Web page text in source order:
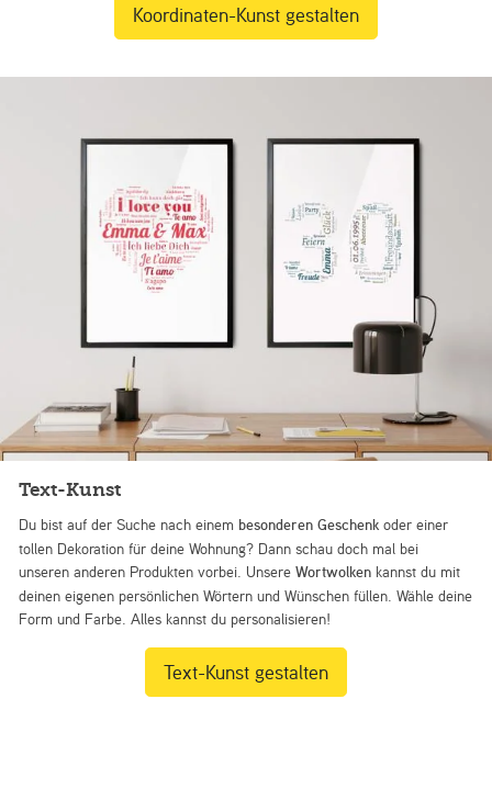
Koordinaten-Kunst gestalten
Text-Kunst
Du bist auf der Suche nach einem besonderen Geschenk oder einer
tollen Dekoration für deine Wohnung? Dann schau doch mal bei
unseren anderen Produkten vorbei. UnsereWortwolken kannst du mit
deinen eigenen persönlichen Wörtern und Wünschen füllen. Wähle deine
Form und Farbe. Alles kannst du personalisieren!
Text-Kunst gestalten